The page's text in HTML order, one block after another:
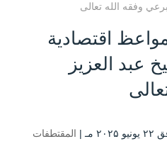
وفقه الله تعالى
اقتصادية
عبد العزيز
المقتطفات